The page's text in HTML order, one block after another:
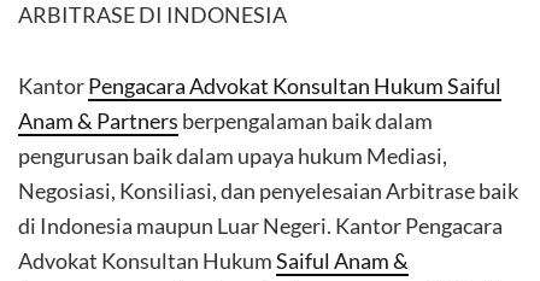
ARBITRASE DI INDONESIA
KantorPengacara Advokat Konsultan Hukum Saiful
Anam & Partners berpengalaman baik dalam
pengurusan baik dalam upaya hukum Mediasi,
Negosiasi, Konsiliasi, dan penyelesaian Arbitrase baik
di Indonesia maupun Luar Negeri. Kantor Pengacara
Advokat Konsultan HukumSaiful Anam &